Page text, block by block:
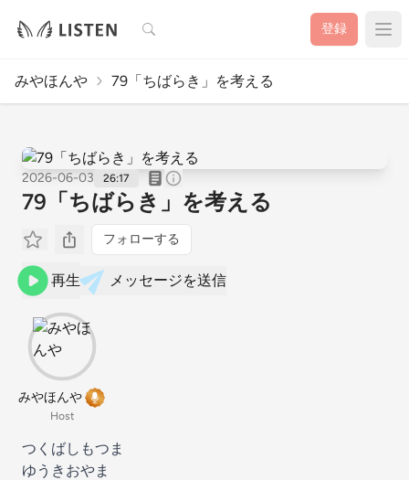
検索 登録
みやほんや 79「ちばらき」を考える
2026-06-03 26:17
79「ちばらき」を考える
フォローする
再生 メッセージを送信
みやほんや
Host
つくばしもつま
ゆうきおやま